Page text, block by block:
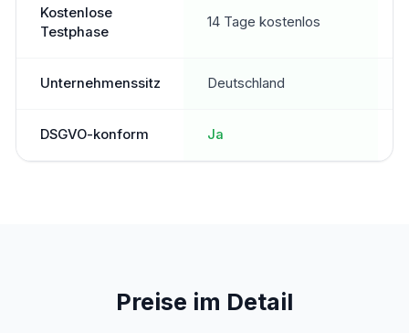
Kostenlose
Testphase
14 Tage kostenlos
Unternehmenssitz Deutschland
DSGVO-konform Ja
Preise im Detail